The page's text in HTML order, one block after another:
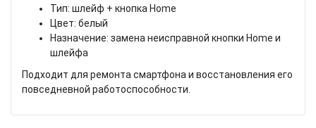
Тип: шлейф + кнопка Home
Цвет: белый
Назначение: замена неисправной кнопки Home и
шлейфа
Подходит для ремонта смартфона и восстановления его
повседневной работоспособности.